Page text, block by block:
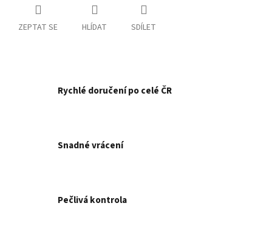
ZEPTAT SE HLÍDAT SDÍLET
Rychlé doručení po celé ČR
Snadné vrácení
Pečlivá kontrola